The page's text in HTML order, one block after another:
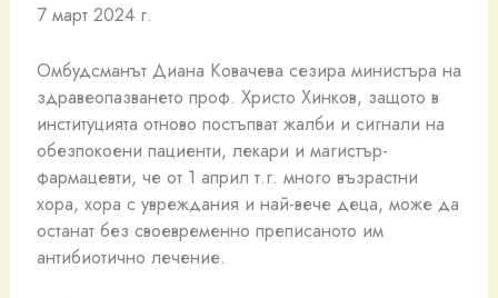
7 март 2024 г.
Омбудсманът Диана Ковачева сезира министъра на
здравеопазването проф. Христо Хинков, защото в
институцията отново постъпват жалби и сигнали на
обезпокоени пациенти, лекари и магистър-
фармацевти, че от 1 април т.г. много възрастни
хора, хора с увреждания и най-вече деца, може да
останат без своевременно преписаното им
антибиотично лечение.